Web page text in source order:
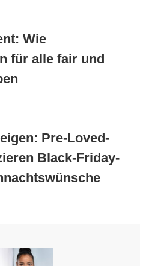
Wie
für alle fair und
Pre-Loved-
Black-Friday-